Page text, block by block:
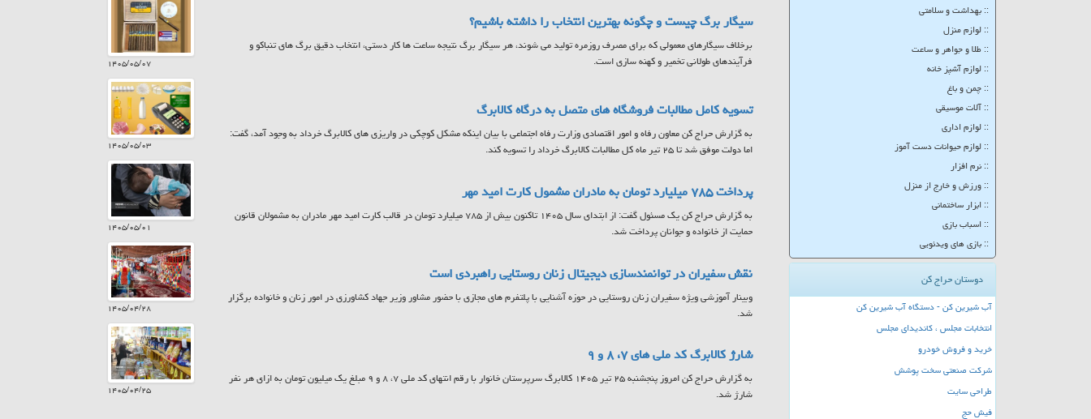
:: بهداشت و سلامتی
:: لوازم منزل
:: طلا و جواهر و ساعت
:: لوازم آشپز خانه
:: چمن و باغ
:: آلات موسیقی
:: لوازم اداری
:: لوازم حیوانات دست آموز
:: نرم افزار
:: ورزش و خارج از منزل
:: ابزار ساختمانی
:: اسباب بازی
:: بازی های ویدئویی
دوستان حراج کن
آب شیرین کن - دستگاه آب شیرین کن
انتخابات مجلس ، کاندیدای مجلس
خرید و فروش خودرو
شرکت صنعتی سخت پوشش
طراحی سایت
فیش حج
سیگار برگ چیست و چگونه بهترین انتخاب را داشته باشیم؟
برخلاف سیگارهای معمولی که برای مصرف روزمره تولید می شوند، هر سیگار برگ نتیجه ساعت ها کار دستی، انتخاب دقیق برگ های تنباکو و
فرآیندهای طولانی تخمیر و کهنه سازی است.
۱۴۰۵/۰۵/۰۷
تسویه کامل مطالبات فروشگاه های متصل به درگاه کالابرگ
به گزارش حراج کن معاون رفاه و امور اقتصادی وزارت رفاه اجتماعی با بیان اینکه مشکل کوچکی در واریزی های کالابرگ خرداد به وجود آمد، گفت:
اما دولت موفق شد تا ۲۵ تیر ماه کل مطالبات کالابرگ خرداد را تسویه کند.
۱۴۰۵/۰۵/۰۳
پرداخت ۷۸۵ میلیارد تومان به مادران مشمول کارت امید مهر
به گزارش حراج کن یک مسئول گفت: از ابتدای سال ۱۴۰۵ تاکنون بیش از ۷۸۵ میلیارد تومان در قالب کارت امید مهر مادران به مشمولان قانون
حمایت از خانواده و جوانان پرداخت شد.
۱۴۰۵/۰۵/۰۱
نقش سفیران در توانمندسازی دیجیتال زنان روستایی راهبردی است
وبینار آموزشی ویژه سفیران زنان روستایی در حوزه آشنایی با پلتفرم های مجازی با حضور مشاور وزیر جهاد کشاورزی در امور زنان و خانواده برگزار
شد.
۱۴۰۵/۰۴/۲۸
شارژ کالابرگ کد ملی های ۷، ۸ و ۹
به گزارش حراج کن امروز پنجشنبه ۲۵ تیر ۱۴۰۵ کالابرگ سرپرستان خانوار با رقم انتهای کد ملی ۷، ۸ و ۹ مبلغ یک میلیون تومان به ازای هر نفر
شارژ شد.
۱۴۰۵/۰۴/۲۵